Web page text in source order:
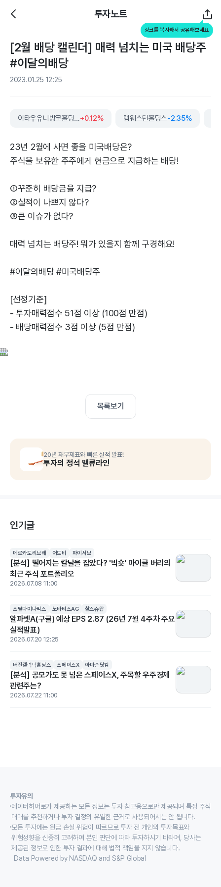
투자노트
링크를 복사해서 공유해보세요
[2월 배당 캘린더] 매력 넘치는 미국 배당주
#이달의배당
2023.01.25 12:25
이타우유니방코홀딩스+0.12% 램웨스턴홀딩스-2.35%
23년 2월에 사면 좋을 미국배당은?
주식을 보유한 주주에게 현금으로 지급하는 배당!
①꾸준히 배당금을 지급?
②실적이 나쁘지 않다?
③큰 이슈가 없다?
매력 넘치는 배당주! 뭐가 있을지 함께 구경해요!
#이달의배당 #미국배당주
[선정기준]
- 투자매력점수 51점 이상 (100점 만점)
- 배당매력점수 3점 이상 (5점 만점)
목록보기
20년 재무제표와 빠른 실적 발표!
투자의 정석 밸류라인
인기글
메르카도리브레 어도비 파이서브
[분석] 떨어지는 칼날을 잡았다? '빅숏' 마이클 버리의
최근 주식 포트폴리오
2026.07.08 11:00
스틸다이나믹스 노바티스AG 찰스슈왑
알파벳A(구글) 예상 EPS 2.87 (26년 7월 4주차 주요
실적발표)
2026.07.20 12:25
버진갤럭틱홀딩스 스페이스X 아마존닷컴
[분석] 공모가도 못 넘은 스페이스X, 주목할 우주경제
관련주는?
2026.07.22 11:00
투자유의
데이터히어로가 제공하는 모든 정보는 투자 참고용으로만 제공되며 특정 주식
매매를 추천하거나 투자 결정의 유일한 근거로 사용되어서는 안 됩니다.
모든 투자에는 원금 손실 위험이 따르므로 투자 전 개인의 투자목표와
위험성향을 신중히 고려하여 본인 판단에 따라 투자하시기 바라며, 당사는
제공된 정보로 인한 투자 결과에 대해 법적 책임을 지지 않습니다.
Data Powered by NASDAQ and S&P Global